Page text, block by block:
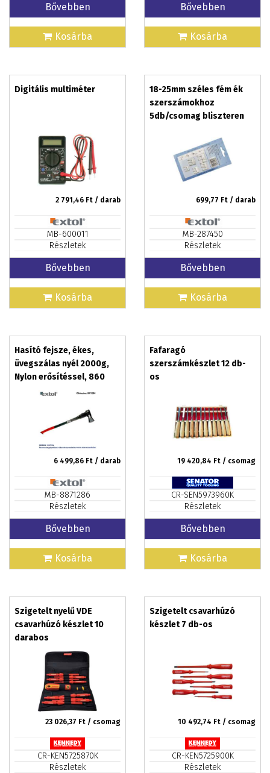
Bővebben
Kosárba
Bővebben
Kosárba
Digitális multiméter
2 791,46 Ft / darab
MB-600011
Részletek
Bővebben
Kosárba
18-25mm széles fém ék
szerszámokhoz
5db/csomag bliszteren
699,77 Ft / darab
MB-287450
Részletek
Bővebben
Kosárba
Hasító fejsze, ékes,
üvegszálas nyél 2000g,
Nylon erősítéssel, 860
mm hosszú, TPR gumis
6 499,86 Ft / darab
MB-8871286
Részletek
Bővebben
Kosárba
Fafaragó
szerszámkészlet 12 db-
os
19 420,84 Ft / csomag
CR-SEN5973960K
Részletek
Bővebben
Kosárba
Szigetelt nyelű VDE
csavarhúzó készlet 10
darabos
23 026,37 Ft / csomag
CR-KEN5725870K
Részletek
Szigetelt csavarhúzó
készlet 7 db-os
10 492,74 Ft / csomag
CR-KEN5725900K
Részletek